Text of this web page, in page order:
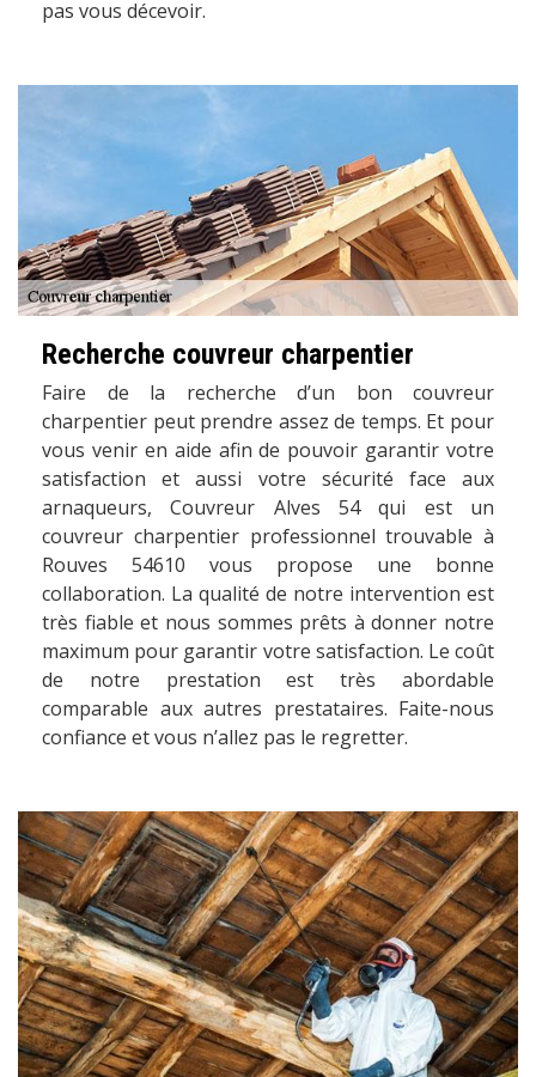
pas vous décevoir.
Recherche couvreur charpentier
Faire de la recherche d’un bon couvreur
charpentier peut prendre assez de temps. Et pour
vous venir en aide afin de pouvoir garantir votre
satisfaction et aussi votre sécurité face aux
arnaqueurs, Couvreur Alves 54 qui est un
couvreur charpentier professionnel trouvable à
Rouves 54610 vous propose une bonne
collaboration. La qualité de notre intervention est
très fiable et nous sommes prêts à donner notre
maximum pour garantir votre satisfaction. Le coût
de notre prestation est très abordable
comparable aux autres prestataires. Faite-nous
confiance et vous n’allez pas le regretter.